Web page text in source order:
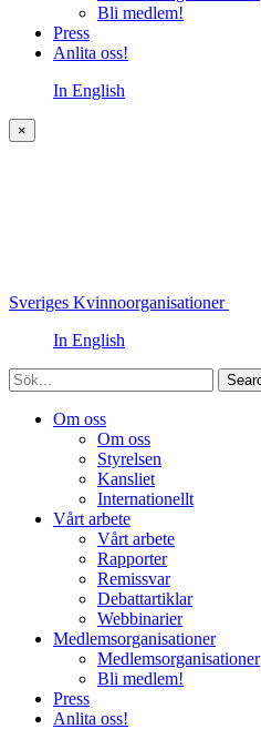
Bli medlem!
Press
Anlita oss!
In English
×
Sveriges Kvinnoorganisationer
In English
Sök
Om oss
Om oss
Styrelsen
Kansliet
Internationellt
Vårt arbete
Vårt arbete
Rapporter
Remissvar
Debattartiklar
Webbinarier
Medlemsorganisationer
Medlemsorganisationer
Bli medlem!
Press
Anlita oss!